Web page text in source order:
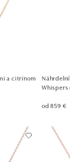
a citrínom
Whispers
od 859 €